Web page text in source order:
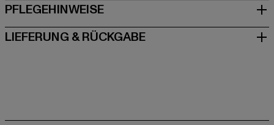
PFLEGEHINWEISE
LIEFERUNG & RÜCKGABE